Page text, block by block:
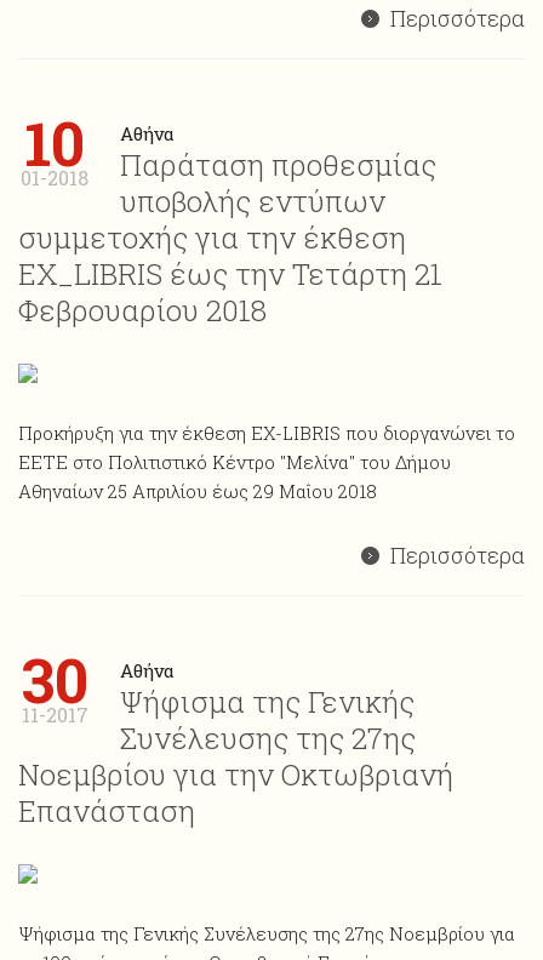
Περισσότερα
10
01-2018
Αθήνα
Παράταση προθεσμίας
υποβολής εντύπων
συμμετοχής για την έκθεση
ΕΧ_LIBRIS έως την Τετάρτη 21
Φεβρουαρίου 2018
Προκήρυξη για την έκθεση ΕΧ-LIBRIS που διοργανώνει το
ΕΕΤΕ στο Πολιτιστικό Κέντρο "Μελίνα" του Δήμου
Αθηναίων 25 Απριλίου έως 29 Μαΐου 2018
Περισσότερα
30
11-2017
Αθήνα
Ψήφισμα της Γενικής
Συνέλευσης της 27ης
Νοεμβρίου για την Οκτωβριανή
Επανάσταση
Ψήφισμα της Γενικής Συνέλευσης της 27ης Νοεμβρίου για